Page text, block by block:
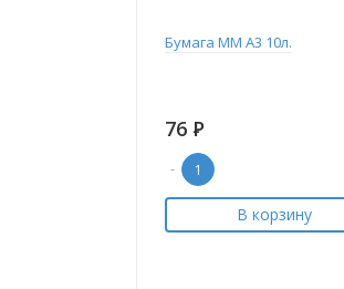
Бумага ММ А3 10л.
76 Р
-
В корзину